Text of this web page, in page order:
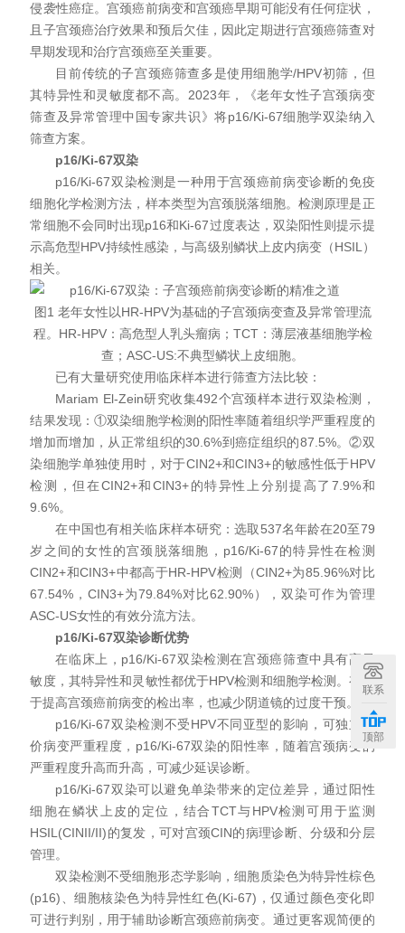
侵袭性癌症。宫颈癌前病变和宫颈癌早期可能没有任何症状，
且子宫颈癌治疗效果和预后欠佳，因此定期进行宫颈癌筛查对
早期发现和治疗宫颈癌至关重要。
目前传统的子宫颈癌筛查多是使用细胞学/HPV初筛，但
其特异性和灵敏度都不高。2023年，《老年女性子宫颈病变
筛查及异常管理中国专家共识》将p16/Ki-67细胞学双染纳入
筛查方案。
p16/Ki-67双染
p16/Ki-67双染检测是一种用于宫颈癌前病变诊断的免疫
细胞化学检测方法，样本类型为宫颈脱落细胞。检测原理是正
常细胞不会同时出现p16和Ki-67过度表达，双染阳性则提示提
示高危型HPV持续性感染，与高级别鳞状上皮内病变（HSIL）
相关。
图1 老年女性以HR-HPV为基础的子宫颈病变查及异常管理流
程。HR-HPV：高危型人乳头瘤病；TCT：薄层液基细胞学检
查；ASC-US:不典型鳞状上皮细胞。
已有大量研究使用临床样本进行筛查方法比较：
Mariam El-Zein研究收集492个宫颈样本进行双染检测，
结果发现：①双染细胞学检测的阳性率随着组织学严重程度的
增加而增加，从正常组织的30.6%到癌症组织的87.5%。②双
染细胞学单独使用时，对于CIN2+和CIN3+的敏感性低于HPV
检测，但在CIN2+和CIN3+的特异性上分别提高了7.9%和
9.6%。
在中国也有相关临床样本研究：选取537名年龄在20至79
岁之间的女性的宫颈脱落细胞，p16/Ki-67的特异性在检测
CIN2+和CIN3+中都高于HR-HPV检测（CIN2+为85.96%对比
67.54%，CIN3+为79.84%对比62.90%），双染可作为管理
ASC-US女性的有效分流方法。
p16/Ki-67双染诊断优势
在临床上，p16/Ki-67双染检测在宫颈癌筛查中具有高灵
敏度，其特异性和灵敏性都优于HPV检测和细胞学检测。有助
于提高宫颈癌前病变的检出率，也减少阴道镜的过度干预。
p16/Ki-67双染检测不受HPV不同亚型的影响，可独立评
价病变严重程度，p16/Ki-67双染的阳性率，随着宫颈病变的
严重程度升高而升高，可减少延误诊断。
p16/Ki-67双染可以避免单染带来的定位差异，通过阳性
细胞在鳞状上皮的定位，结合TCT与HPV检测可用于监测
HSIL(CINII/II)的复发，可对宫颈CIN的病理诊断、分级和分层
管理。
双染检测不受细胞形态学影响，细胞质染色为特异性棕色
(p16)、细胞核染色为特异性红色(Ki-67)，仅通过颜色变化即
可进行判别，用于辅助诊断宫颈癌前病变。通过更客观简便的
联系
顶部